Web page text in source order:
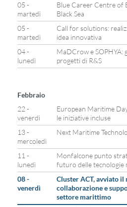
05 -
martedì
Blue Career Centre of
Black Sea
05 -
martedì
Call for solutions:
idea innovativa
04 -
lunedì
MaDCrow e SOPHYA:
progetti di R&S
Febbraio
22 -
venerdì
European Maritime
le iniziative incluse
13 -
mercoledì
Next Maritime
11 -
lunedì
Monfalcone punto
futuro delle tecnologie
08 -
venerdì
Cluster ACT, avviato
collaborazione e
settore marittimo